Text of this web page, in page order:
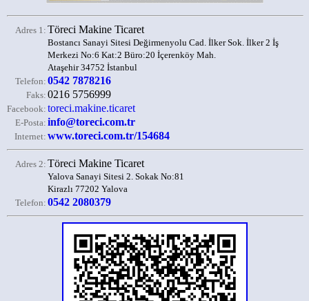
Adres 1: Töreci Makine Ticaret
Bostancı Sanayi Sitesi Değirmenyolu Cad. İlker Sok. İlker 2 İş
Merkezi No:6 Kat:2 Büro:20 İçerenköy Mah.
Ataşehir 34752 İstanbul
Telefon: 0542 7878216
Faks: 0216 5756999
Facebook: toreci.makine.ticaret
E-Posta: info@toreci.com.tr
Internet: www.toreci.com.tr/154684
Adres 2: Töreci Makine Ticaret
Yalova Sanayi Sitesi 2. Sokak No:81
Kirazlı 77202 Yalova
Telefon: 0542 2080379